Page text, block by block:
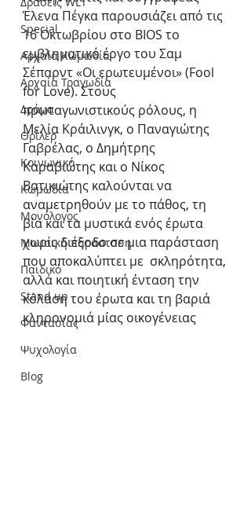
Special
Αρχαία Κωμωδία
Αρχαία Τραγωδία
Δράμα
Θρίλερ
Κοινωνικό
Κωμωδία
Μονόλογος
Μουσική παράσταση
Παιδικό
Stand up
Φαντασίας
Ψυχολογία
Blog
Έλενα Πέγκα παρουσιάζει από τις
16 Οκτωβρίου στο BIOS το
εμβληματικό έργο του Σαμ
Σέπαρντ «Οι ερωτευμένοι» (Fool
for Love). Στους
πρωταγωνιστικούς ρόλους, η
Μελία Κράιλινγκ, ο Παναγιώτης
Γαβρέλας, ο Δημήτρης
Καραβιώτης και ο Νίκος
Βατικιώτης καλούνται να
αναμετρηθούν με το πάθος, τη
βία και τα μυστικά ενός έρωτα
χωρίς διέξοδο σε μια παράσταση
που αποκαλύπτει με  σκληρότητα,
αλλά και ποιητική ένταση την
κόλαση του έρωτα και τη βαριά
κληρονομιά μίας οικογένειας